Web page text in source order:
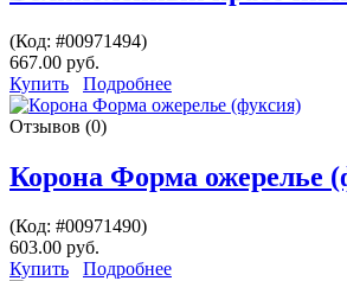
(Код: #00971494)
667.00 руб.
Купить
Подробнее
Отзывов (0)
Корона Форма ожерелье
(Код: #00971490)
603.00 руб.
Купить
Подробнее